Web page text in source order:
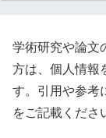
学術研究や論文
方は、個人情報
す。引用や参考
をご記載くださ